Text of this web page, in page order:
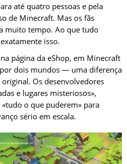
até quatro pessoas e pela
de Minecraft. Mas os fãs
muito tempo. Ao que tudo
isso.
página da eShop, em Minecraft
dois mundos — uma diferença
Os desenvolvedores
e lugares misteriosos»,
o que puderem» para
sério em escala.